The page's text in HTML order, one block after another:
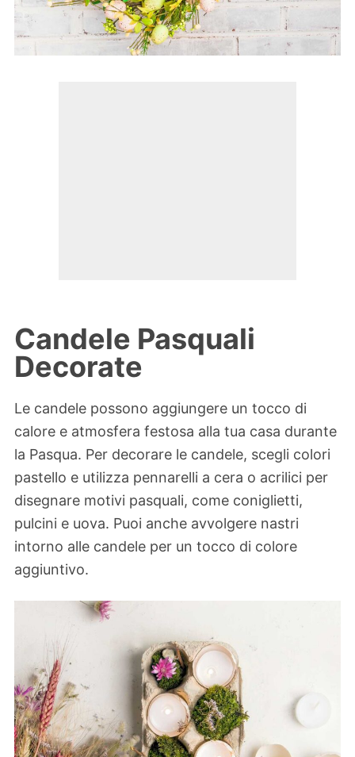
Candele Pasquali
Decorate
Le candele possono aggiungere un tocco di
calore e atmosfera festosa alla tua casa durante
la Pasqua. Per decorare le candele, scegli colori
pastello e utilizza pennarelli a cera o acrilici per
disegnare motivi pasquali, come coniglietti,
pulcini e uova. Puoi anche avvolgere nastri
intorno alle candele per un tocco di colore
aggiuntivo.